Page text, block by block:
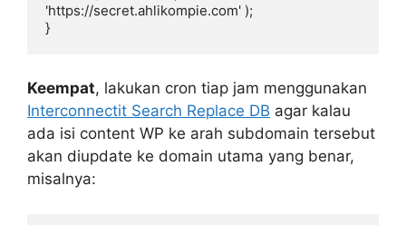
'https://secret.ahlikompie.com' );
}
Keempat, lakukan cron tiap jam menggunakan
Interconnectit Search Replace DB agar kalau
ada isi content WP ke arah subdomain tersebut
akan diupdate ke domain utama yang benar,
misalnya: